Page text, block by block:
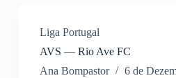
Liga Portugal
AVS — Rio Ave FC
Ana Bompastor
6 de